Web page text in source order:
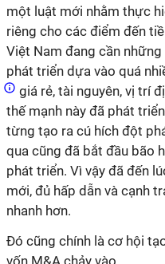
một luật mới nhằm thực
riêng cho các điểm đến
Việt Nam đang cần
phát triển dựa vào quá
giá rẻ, tài nguyên, vị trí
thế mạnh này đã phát
từng tạo ra cú hích đột
qua cũng đã bắt đầu bão
phát triển. Vì vậy đã đến
mới, đủ hấp dẫn và cạnh
nhanh hơn.
Đó cũng chính là cơ hội
vốn M&A chảy vào.